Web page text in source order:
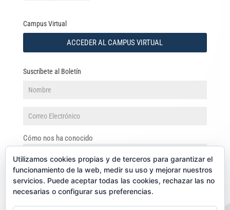
Campus Virtual
ACCEDER AL CAMPUS VIRTUAL
Suscríbete al Boletín
Cómo nos ha conocido
Utilizamos cookies propias y de terceros para garantizar el
funcionamiento de la web, medir su uso y mejorar nuestros
servicios. Puede aceptar todas las cookies, rechazar las no
necesarias o configurar sus preferencias.